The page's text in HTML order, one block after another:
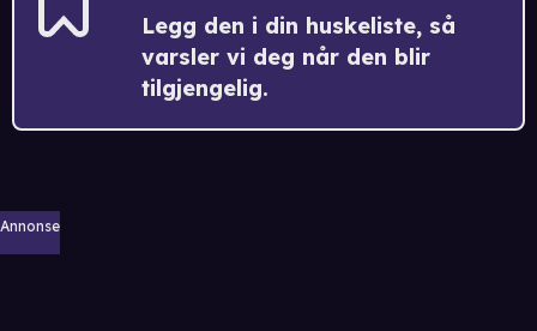
Legg den i din huskeliste, så
varsler vi deg når den blir
tilgjengelig.
Annonse